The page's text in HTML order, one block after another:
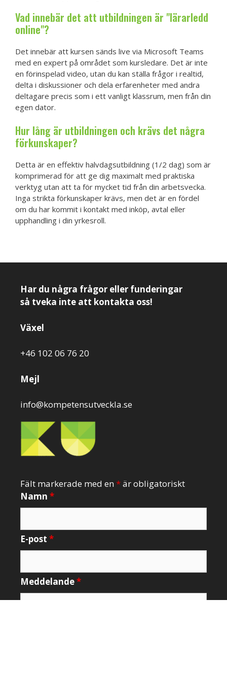
Vad innebär det att utbildningen är "lärarledd
online"?
Det innebär att kursen sänds live via Microsoft Teams
med en expert på området som kursledare. Det är inte
en förinspelad video, utan du kan ställa frågor i realtid,
delta i diskussioner och dela erfarenheter med andra
deltagare precis som i ett vanligt klassrum, men från din
egen dator.
Hur lång är utbildningen och krävs det några
förkunskaper?
Detta är en effektiv halvdagsutbildning (1/2 dag) som är
komprimerad för att ge dig maximalt med praktiska
verktyg utan att ta för mycket tid från din arbetsvecka.
Inga strikta förkunskaper krävs, men det är en fördel
om du har kommit i kontakt med inköp, avtal eller
upphandling i din yrkesroll.
Har du några frågor eller funderingar
så tveka inte att kontakta oss!
Växel
+46 102 06 76 20
Mejl
info@kompetensutveckla.se
Fält markerade med en*är obligatoriskt
Namn *
E-post *
Meddelande*